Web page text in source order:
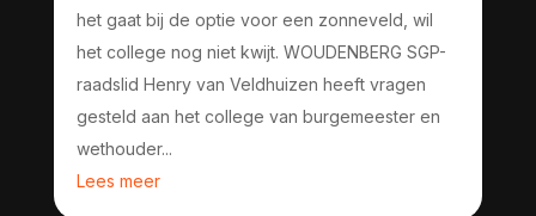
het gaat bij de optie voor een zonneveld, wil
het college nog niet kwijt. WOUDENBERG SGP-
raadslid Henry van Veldhuizen heeft vragen
gesteld aan het college van burgemeester en
wethouder...
Lees meer